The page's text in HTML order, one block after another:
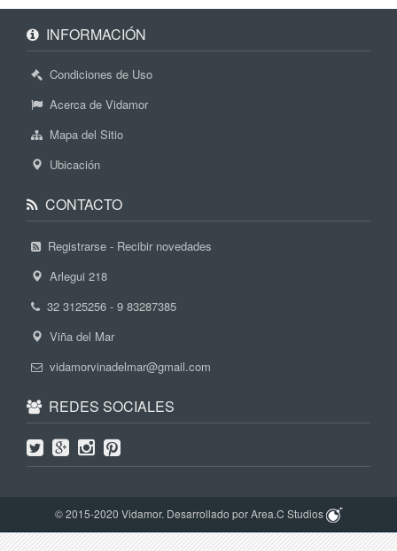
INFORMACIÓN
Condiciones de Uso
Acerca de Vidamor
Mapa del Sitio
Ubicación
CONTACTO
Registrarse - Recibir novedades
Arlegui 218
32 3125256 - 9 83287385
Viña del Mar
vidamorvinadelmar@gmail.com
REDES SOCIALES
© 2015-2020 Vidamor. Desarrollado por Area.C Studios